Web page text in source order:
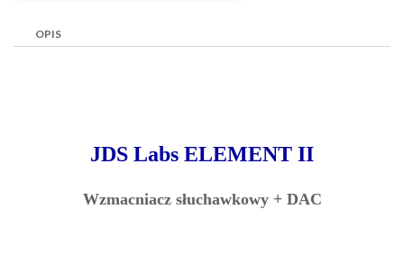
OPIS
JDS Labs ELEMENT II
Wzmacniacz słuchawkowy + DAC